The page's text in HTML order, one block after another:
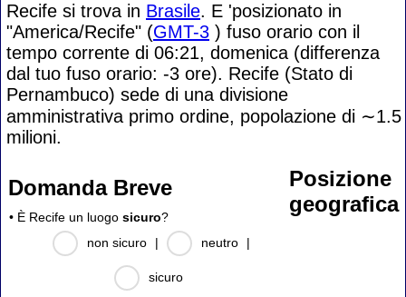
Recife si trova in Brasile. E 'posizionato in
"America/Recife" (GMT-3 ) fuso orario con il
tempo corrente di 06:21, domenica (differenza
dal tuo fuso orario: -3 ore). Recife (Stato di
Pernambuco) sede di una divisione
amministrativa primo ordine, popolazione di ∼1.5
milioni.
Domanda Breve
• È Recife un luogo sicuro?
non sicuro
| neutro |
sicuro
Posizione
geografica